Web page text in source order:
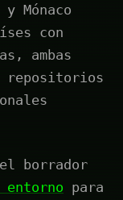
Mónaco
con
ambas
repositorios
borrador
entorno para